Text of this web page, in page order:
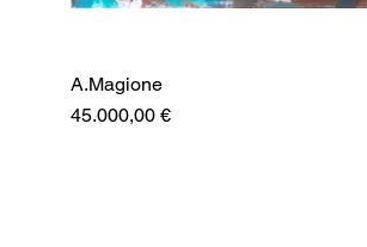
A.Magione
Prezzo
45.000,00 €